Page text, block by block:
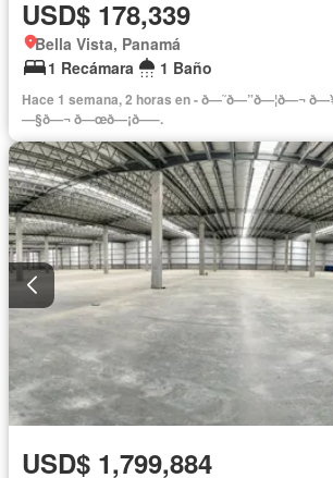
USD$ 178,339
Bella Vista, Panamá
1 Recámara
1 Baño
Hace 1 semana, 2 horas en - ð—˜ð—”ð—¦ð—¬
—§ð—¬ ð—œð—¡ð—–.
USD$ 1,799,884